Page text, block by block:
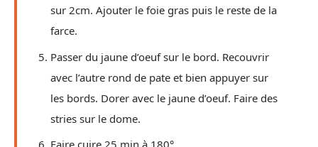
sur 2cm. Ajouter le foie gras puis le reste de la
farce.
Passer du jaune d’oeuf sur le bord. Recouvrir
avec l’autre rond de pate et bien appuyer sur
les bords. Dorer avec le jaune d’oeuf. Faire des
stries sur le dome.
Faire cuire 25 min à 180°